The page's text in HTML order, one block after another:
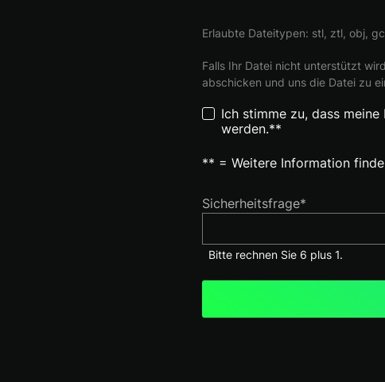
Erlaubte Dateitypen: stl, ztl, obj,
Falls Ihr Datei nicht unterstützt
abschicken und uns die Datei zu
Ich stimme zu, dass
werden.**
** = Weitere Information
Pflichtfeld
Sicherheitsfrage*
Bitte rechnen Sie 6 plus 1.